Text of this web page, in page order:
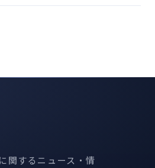
関するニュース・情